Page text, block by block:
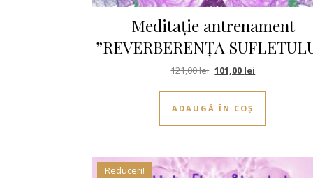
Meditație antrenament
”REVERBERENȚA
121,00lei Prețul inițial a fost:
101,00 lei
ADAUGĂ ÎN COȘ
Reduceri!